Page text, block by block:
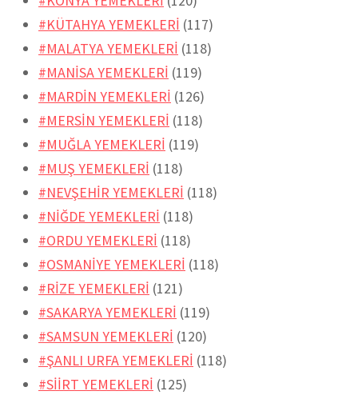
#KÜTAHYA YEMEKLERİ (117)
#MALATYA YEMEKLERİ (118)
#MANİSA YEMEKLERİ (119)
#MARDİN YEMEKLERİ (126)
#MERSİN YEMEKLERİ (118)
#MUĞLA YEMEKLERİ (119)
#MUŞ YEMEKLERİ (118)
#NEVŞEHİR YEMEKLERİ (118)
#NİĞDE YEMEKLERİ (118)
#ORDU YEMEKLERİ (118)
#OSMANİYE YEMEKLERİ (118)
#RİZE YEMEKLERİ (121)
#SAKARYA YEMEKLERİ (119)
#SAMSUN YEMEKLERİ (120)
#ŞANLI URFA YEMEKLERİ (118)
#SİİRT YEMEKLERİ (125)